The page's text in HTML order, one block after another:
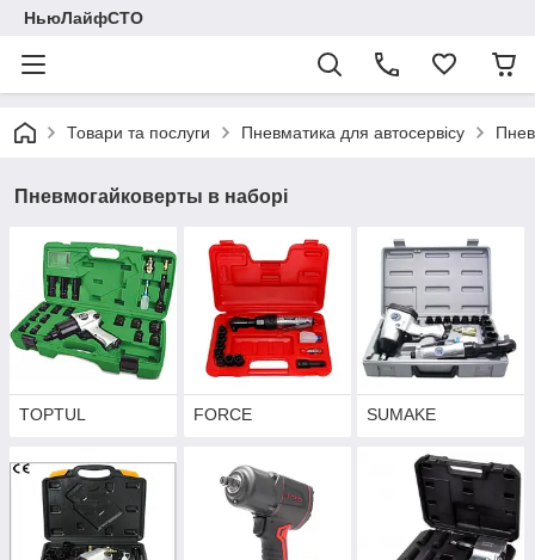
НьюЛайфСТО
Товари та послуги Пневматика для автосервісу
Пневмогайковерты в наборі
TOPTUL FORCE SUMAKE